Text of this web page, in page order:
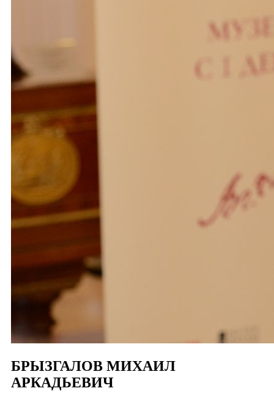
БРЫЗГАЛОВ МИХАИЛ
АРКАДЬЕВИЧ